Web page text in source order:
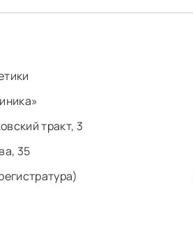
тракт, 3
35